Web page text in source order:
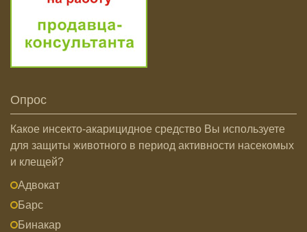
Опрос
Какое инсекто-акарицидное средство Вы используете
для защиты животного в период активности насекомых
и клещей?
Адвокат
Барс
Бинакар